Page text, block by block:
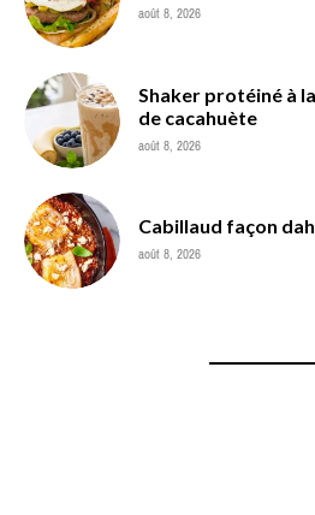
août 8, 2026
Shaker protéiné à
de cacahuète
août 8, 2026
Cabillaud façon
août 8, 2026